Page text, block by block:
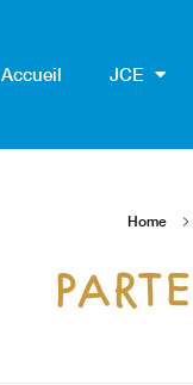
Accueil JCE
Home